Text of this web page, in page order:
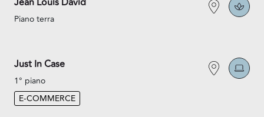
Piano terra
Just In Case
1° piano
E-COMMERCE